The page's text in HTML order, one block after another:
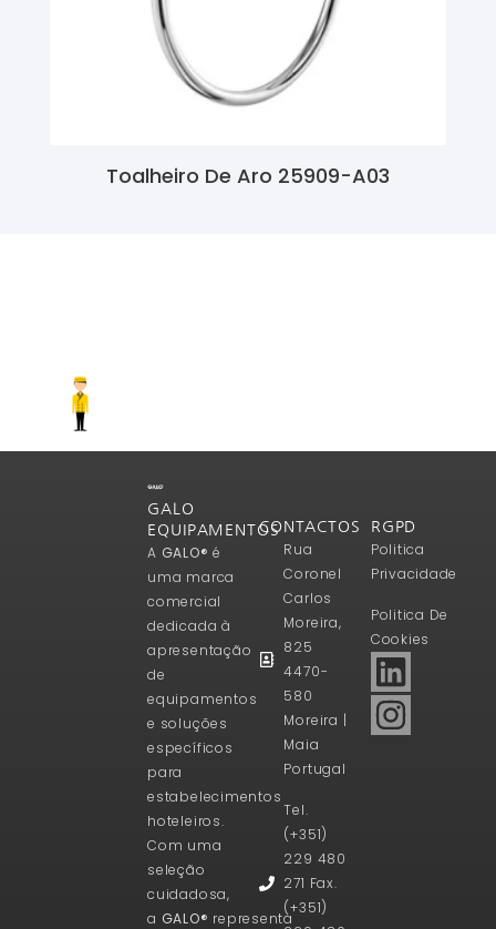
Toalheiro De Aro 25909-A03
GALO
EQUIPAMENTOS
A GALO® é
uma marca
comercial
dedicada à
apresentação
de
equipamentos
e soluções
específicos
para
estabelecimentos
hoteleiros.
Com uma
seleção
cuidadosa,
a GALO® representa
CONTACTOS
Rua
Coronel
Carlos
Moreira,
825
4470-
580
Moreira |
Maia
Portugal
Tel.
(+351)
229 480
271 Fax.
(+351)
RGPD
Politica
Privacidade
Politica De
Cookies